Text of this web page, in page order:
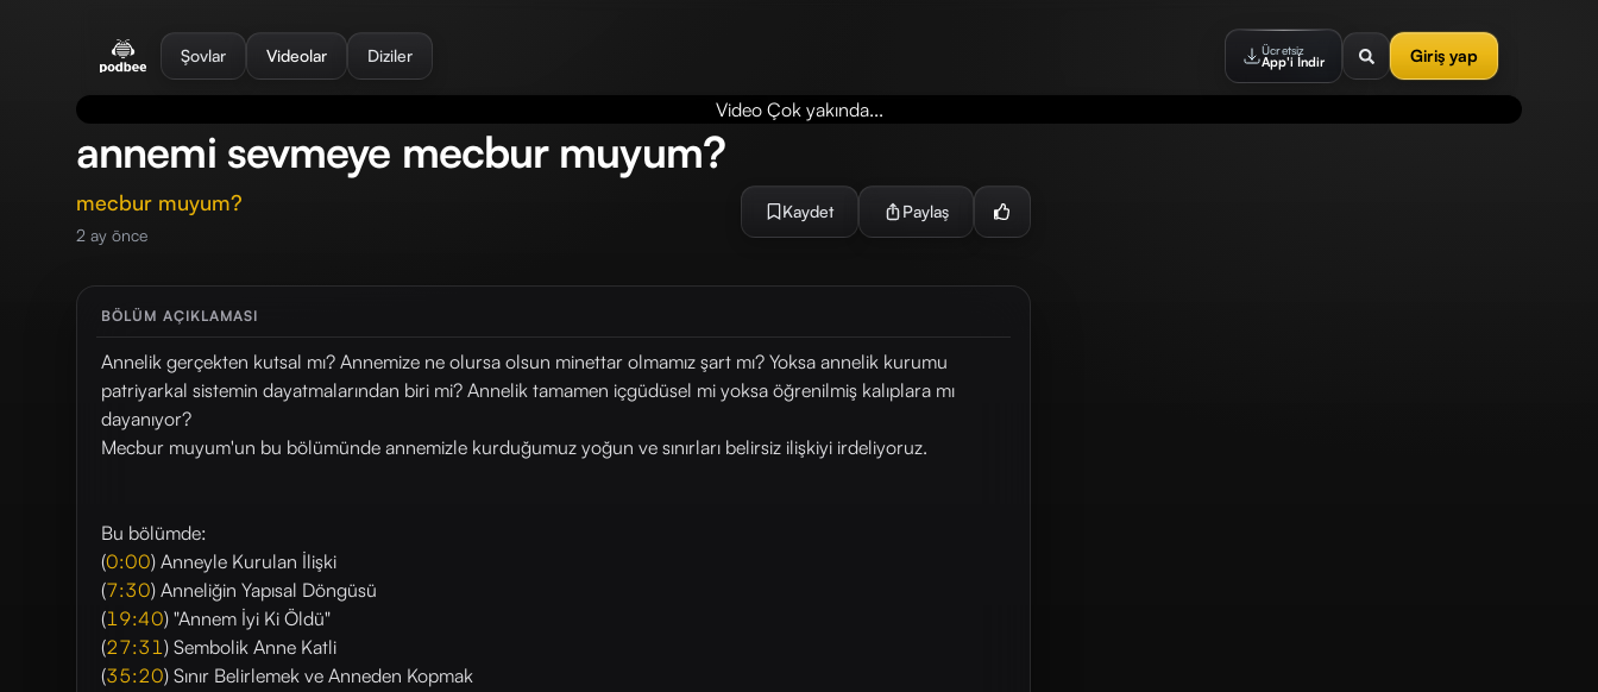
Şovlar Videolar Diziler Ücretsiz
App'i İndir Giriş yap
Video Çok yakında...
annemi sevmeye mecbur muyum?
mecbur muyum?
2 ay önce
Kaydet Paylaş
BÖLÜM AÇIKLAMASI
Annelik gerçekten kutsal mı? Annemize ne olursa olsun minettar olmamız şart mı? Yoksa annelik kurumu
patriyarkal sistemin dayatmalarından biri mi? Annelik tamamen içgüdüsel mi yoksa öğrenilmiş kalıplara mı
dayanıyor?
Mecbur muyum'un bu bölümünde annemizle kurduğumuz yoğun ve sınırları belirsiz ilişkiyi irdeliyoruz.
Bu bölümde:
(0:00) Anneyle Kurulan İlişki
(7:30) Anneliğin Yapısal Döngüsü
(19:40) "Annem İyi Ki Öldü"
(27:31) Sembolik Anne Katli
(35:20) Sınır Belirlemek ve Anneden Kopmak